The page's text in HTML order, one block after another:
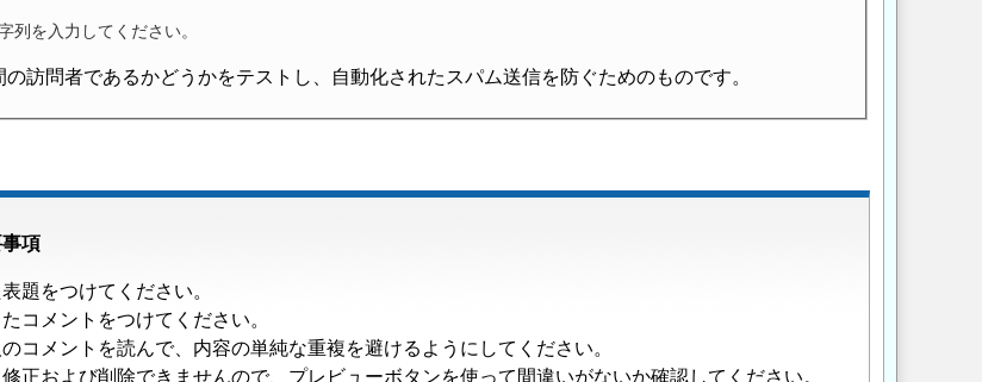
列を入力してください。
訪問者であるかどうかをテストし、自動化されたスパム送信を防ぐためのものです。
項
題をつけてください。
コメントをつけてください。
コメントを読んで、内容の単純な重複を避けるようにしてください。
正および削除できませんので、プレビューボタンを使って間違いがないか確認してください。